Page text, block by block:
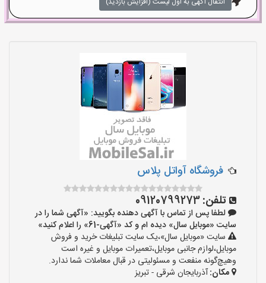
فروشگاه آواتل پلاس
تلفن:09120799273
لطفا پس از تماس با آگهی دهنده بگویید: «آگهی شما را در
سایت «موبایل سال» دیده ام و کد «آگهی-61» را اعلام کنید»
سایت «موبایل سال»،یک سایت تبلیغات خرید و فروش
موبایل،لوازم جانبی موبایل،تعمیرات موبایل و غیره است
وهیچ‌گونه منفعت و مسئولیتی در قبال معاملات شما ندارد.
مکان:آذربایجان شرقی - تبریز